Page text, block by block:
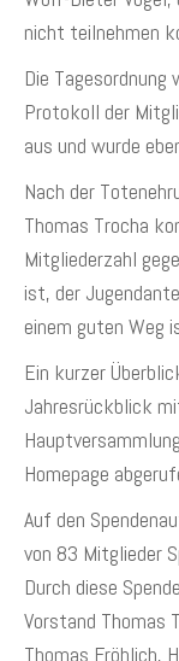
nicht teilnehmen
Die
Protokoll der
aus und wurde
Nach der
Thomas Trocha
Mitgliederzahl
ist, der
einem guten Weg
Ein kurzer
Jahresrückblick
Homepage
Auf den
von 83 Mitglieder
Durch diese
Vorstand Thomas
Thomas Fröhlich,